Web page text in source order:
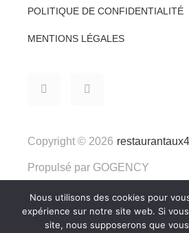
POLITIQUE DE CONFIDENTIALITÉ
MENTIONS LÉGALES
Copyright © 2026
Propulsé par GOGENCY
Nous utilisons des cookies pour
expérience sur notre site web. Si
site, nous supposerons que